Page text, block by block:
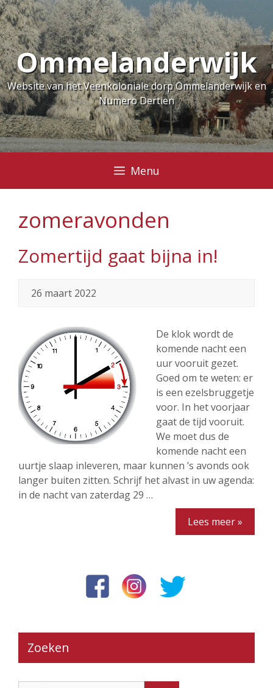
Ga
naar
de
inhoudOmmelanderwijk
Website van het Veenkoloniale dorp Ommelanderwijk en
Numero Dertien
Menu
zomeravonden
Zomertijd gaat bijna in!
26 maart 2022
De klok wordt de
komende nacht een
uur vooruit gezet.
Goed om te weten: er
is een ezelsbruggetje
voor. In het voorjaar
gaat de tijd vooruit.
We moet dus de
komende nacht een
uurtje slaap inleveren, maar kunnen ’s avonds ook
langer buiten zitten. Schrijf het alvast in uw agenda:
in de nacht van zaterdag 29 …
Lees meer »
Zoeken